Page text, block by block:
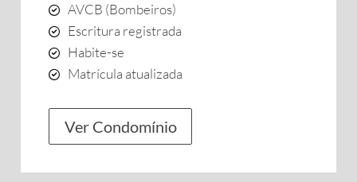
AVCB (Bombeiros)
Escritura registrada
Habite-se
Matrícula atualizada
Ver Condomínio